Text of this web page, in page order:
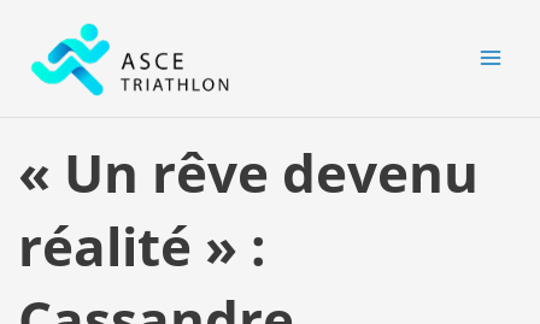
contenu
« Un rêve devenu
réalité » :